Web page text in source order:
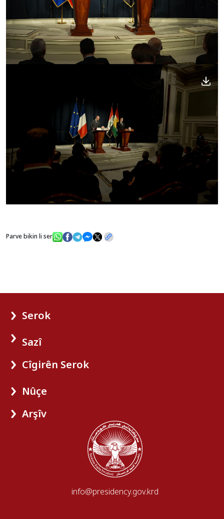
Parve bikin li ser
Serok
Sazî
Cîgirên Serok
Nûçe
Arşîv
info@presidency.gov.krd